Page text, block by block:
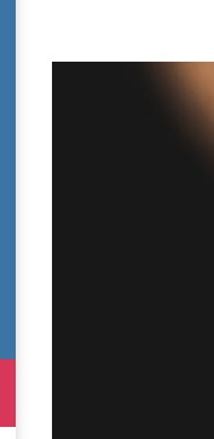
financování
19
EU
povolání